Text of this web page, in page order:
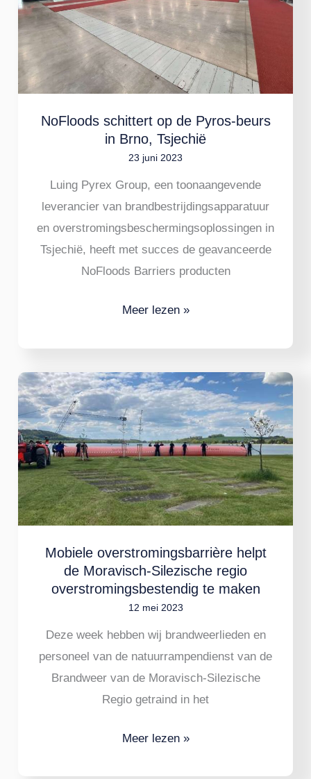
NoFloods schittert op de Pyros-beurs
in Brno, Tsjechië
23 juni 2023
Luing Pyrex Group, een toonaangevende
leverancier van brandbestrijdingsapparatuur
en overstromingsbeschermingsoplossingen in
Tsjechië, heeft met succes de geavanceerde
NoFloods Barriers producten
beurs
in
Brno,
Tsjechië
Meer lezen »
Mobiele overstromingsbarrière helpt
de Moravisch-Silezische regio
overstromingsbestendig te maken
12 mei 2023
Deze week hebben wij brandweerlieden en
personeel van de natuurrampendienst van de
Brandweer van de Moravisch-Silezische
Regio getraind in het
Mobiele
overstromingsbarrière
helpt
de
Moravisch-
Silezische
regio
te
maken
Meer lezen »